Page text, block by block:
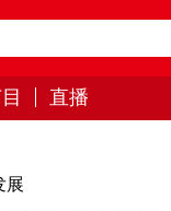
直播
展